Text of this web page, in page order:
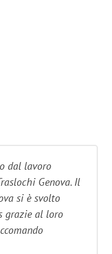
dal lavoro
Genova. Il
si è svolto
grazie al loro